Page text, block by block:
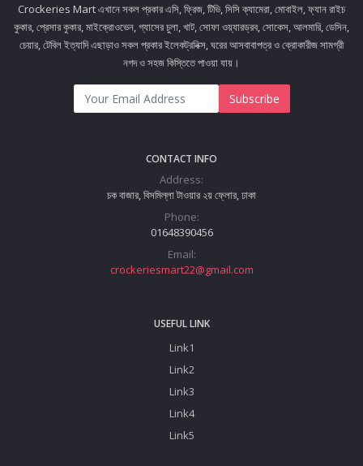
Crockeries Mart এখানে সকল প্রকার এসি, ফ্রিজ, টিভি, সিসি ক্যামেরা, মোবাইল, ফ্যান রাইচ
কুকার, প্রেসার কুকার, মাইক্রোওভেন, গ্যাসের চুলা, খাট, সোফা ওয়্যারড্রব, সোকেস, আলমারি, ডেসিন,
চেয়ার, টেবিল ইত্যাদি এছাড়াও সকল প্রকার ইলেকট্রনিক্স, ঘরের আসবাবাপত্র ও ক্রোকারীজ সামগ্রী
নগদ ও সহজ কিস্তিতে পাওয়া যায়।
Subscribe
CONTACT INFO
Address:
চক বাজার, বিসমিল্লা টাওয়ার ২য় ফ্লোর, ঢাকা
Phone:
01648390456
Email:
crockeriesmart22@gmail.com
USEFUL LINK
Link1
Link2
Link3
Link4
Link5